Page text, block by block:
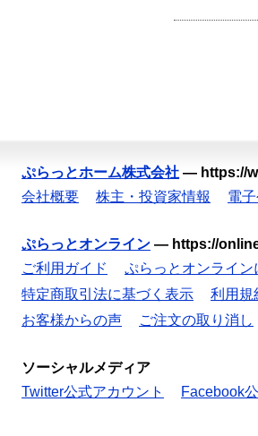
ぷらっとホーム株式会社 — https://
会社概要
株主・投資家情報 電
ぷらっとオンライン — https://
ご利用ガイド
ぷらっとオンライン
特定商取引法に基づく表示
利用規
お客様からの声
ご注文の取り消し
ソーシャルメディア
Twitter公式アカウント
Facebook